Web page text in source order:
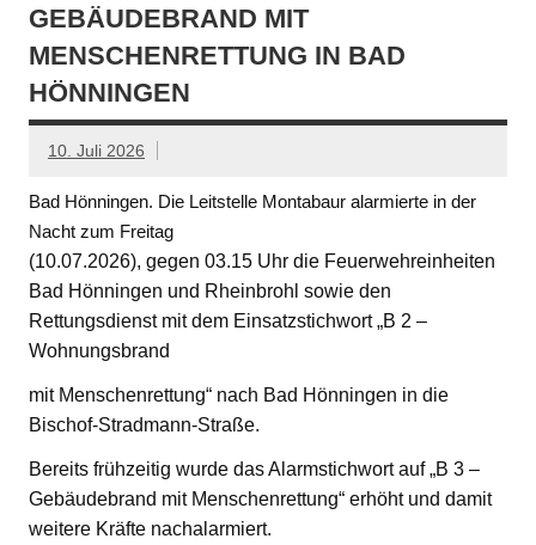
GEBÄUDEBRAND MIT
MENSCHENRETTUNG IN BAD
HÖNNINGEN
10. Juli 2026
Bad Hönningen. Die Leitstelle Montabaur alarmierte in der
Nacht zum Freitag
(10.07.2026), gegen 03.15 Uhr die Feuerwehreinheiten
Bad Hönningen und Rheinbrohl sowie den
Rettungsdienst mit dem Einsatzstichwort „B 2 –
Wohnungsbrand
mit Menschenrettung“ nach Bad Hönningen in die
Bischof-Stradmann-Straße.
Bereits frühzeitig wurde das Alarmstichwort auf „B 3 –
Gebäudebrand mit Menschenrettung“ erhöht und damit
weitere Kräfte nachalarmiert.